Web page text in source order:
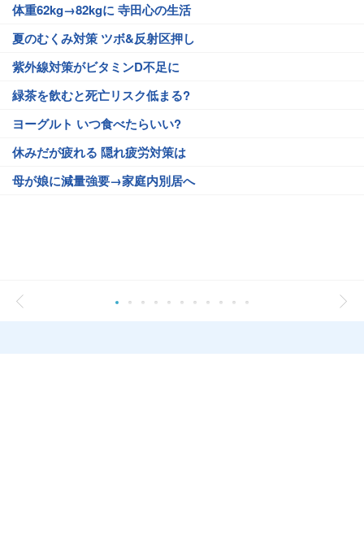
体重62kg→82kgに 寺田心の生活
夏のむくみ対策 ツボ&反射区押し
紫外線対策がビタミンD不足に
緑茶を飲むと死亡リスク低まる?
ヨーグルト いつ食べたらいい?
休みだが疲れる 隠れ疲労対策は
母が娘に減量強要→家庭内別居へ